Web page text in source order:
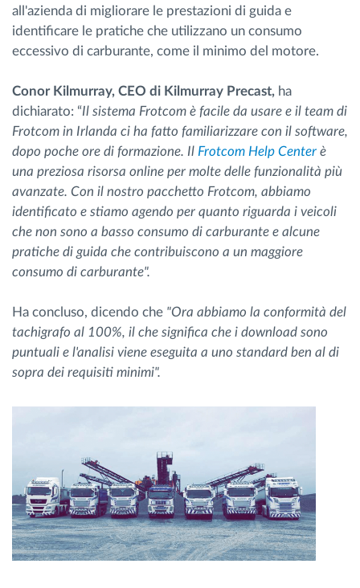
all'azienda di migliorare le prestazioni di guida e
identificare le pratiche che utilizzano un consumo
eccessivo di carburante, come il minimo del motore.
Conor Kilmurray, CEO di Kilmurray Precast, ha
dichiarato: “Il sistema Frotcom è facile da usare e il team di
Frotcom in Irlanda ci ha fatto familiarizzare con il software,
dopo poche ore di formazione. Il Frotcom Help Center è
una preziosa risorsa online per molte delle funzionalità più
avanzate. Con il nostro pacchetto Frotcom, abbiamo
identificato e stiamo agendo per quanto riguarda i veicoli
che non sono a basso consumo di carburante e alcune
pratiche di guida che contribuiscono a un maggiore
consumo di carburante".
Ha concluso, dicendo che "Ora abbiamo la conformità del
tachigrafo al 100%, il che significa che i download sono
puntuali e l'analisi viene eseguita a uno standard ben al di
sopra dei requisiti minimi".